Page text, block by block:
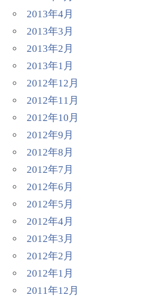
2013年4月
2013年3月
2013年2月
2013年1月
2012年12月
2012年11月
2012年10月
2012年9月
2012年8月
2012年7月
2012年6月
2012年5月
2012年4月
2012年3月
2012年2月
2012年1月
2011年12月